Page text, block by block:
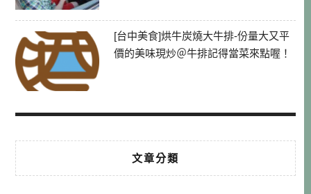
[台中美食]烘牛炭燒大牛排-份量大又平
價的美味現炒＠牛排記得當菜來點喔！
文章分類